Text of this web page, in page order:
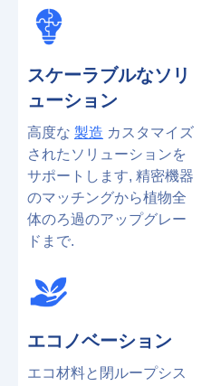
スケーラブルなソリ
ューション
高度な 製造 カスタマイズ
されたソリューションを
サポートします, 精密機器
のマッチングから植物全
体のろ過のアップグレー
ドまで.
エコノベーション
エコ材料と閉ループシス